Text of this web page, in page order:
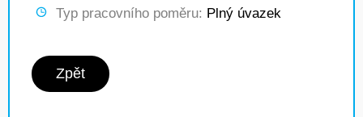
Typ pracovního poměru: Plný úvazek
Zpět